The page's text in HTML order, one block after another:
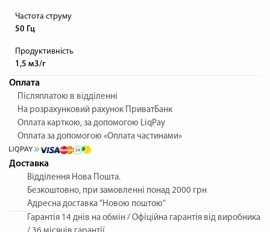
Частота струму
50 Гц
Продуктивність
1,5 м3/г
Оплата
Післяплатою в відділенні
На розрахунковий рахунок ПриватБанк
Оплата карткою, за допомогою LiqPay
Оплата за допомогою «Оплата частинами»
Доставка
Відділення Нова Пошта.
Безкоштовно, при замовленні понад 2000 грн
Адресна доставка "Новою поштою"
Гарантія 14 днів на обмін / Офіційна гарантія від виробника